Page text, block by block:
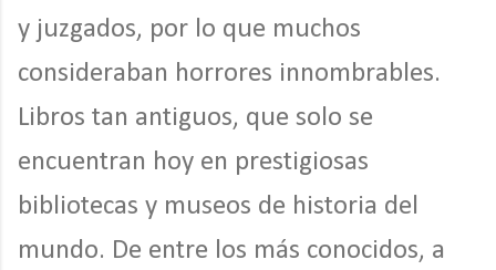
y juzgados, por lo que muchos
consideraban horrores innombrables.
Libros tan antiguos, que solo se
encuentran hoy en prestigiosas
bibliotecas y museos de historia del
mundo. De entre los más conocidos, a